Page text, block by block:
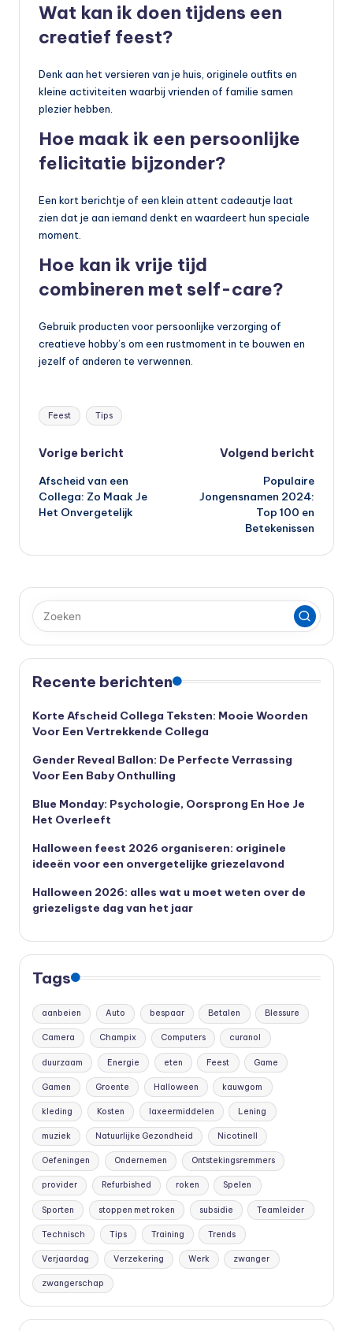
Wat kan ik doen tijdens een
creatief feest?
Denk aan het versieren van je huis, originele outfits en
kleine activiteiten waarbij vrienden of familie samen
plezier hebben.
Hoe maak ik een persoonlijke
felicitatie bijzonder?
Een kort berichtje of een klein attent cadeautje laat
zien dat je aan iemand denkt en waardeert hun speciale
moment.
Hoe kan ik vrije tijd
combineren met self-care?
Gebruik producten voor persoonlijke verzorging of
creatieve hobby’s om een rustmoment in te bouwen en
jezelf of anderen te verwennen.
Tags:
Feest Tips
Bericht
navigatie
Vorige bericht
Afscheid van een
Collega: Zo Maak Je
Het Onvergetelijk
Volgend bericht
Populaire
Jongensnamen 2024:
Top 100 en
Betekenissen
Recente berichten
Korte Afscheid Collega Teksten: Mooie Woorden
Voor Een Vertrekkende Collega
Gender Reveal Ballon: De Perfecte Verrassing
Voor Een Baby Onthulling
Blue Monday: Psychologie, Oorsprong En Hoe Je
Het Overleeft
Halloween feest 2026 organiseren: originele
ideeën voor een onvergetelijke griezelavond
Halloween 2026: alles wat u moet weten over de
griezeligste dag van het jaar
Tags
aanbeien Auto bespaar Betalen Blessure
Camera Champix Computers curanol
duurzaam Energie eten Feest Game
Gamen Groente Halloween kauwgom
kleding Kosten laxeermiddelen Lening
muziek Natuurlijke Gezondheid Nicotinell
Oefeningen Ondernemen Ontstekingsremmers
provider Refurbished roken Spelen
Sporten stoppen met roken subsidie Teamleider
Technisch Tips Training Trends
Verjaardag Verzekering Werk zwanger
zwangerschap